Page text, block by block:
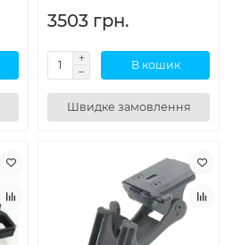
3503 грн.
В кошик
Швидке замовлення